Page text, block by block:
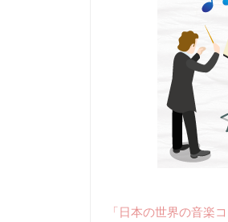
「日本の世界の音楽